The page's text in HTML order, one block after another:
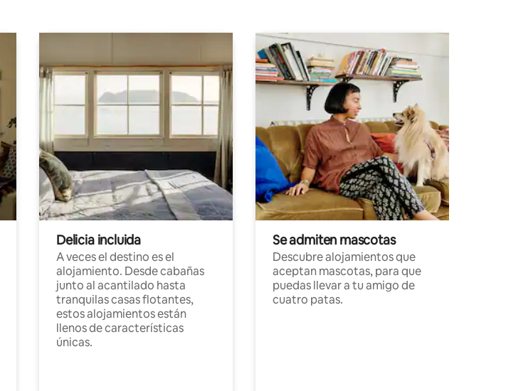
Delicia incluida
A veces el destino es el
alojamiento. Desde cabañas
junto al acantilado hasta
tranquilas casas flotantes,
estos alojamientos están
llenos de características
únicas.
Se admiten mascotas
Descubre alojamientos que
aceptan mascotas, para que
puedas llevar a tu amigo de
cuatro patas.